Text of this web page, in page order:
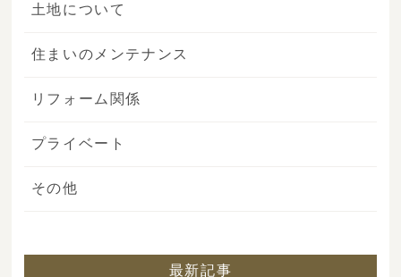
土地について
住まいのメンテナンス
リフォーム関係
プライベート
その他
最新記事